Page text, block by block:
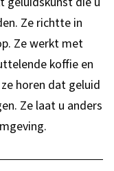
Ze richtte in
Ze werkt met
koffie en
horen dat geluid
Ze laat u anders